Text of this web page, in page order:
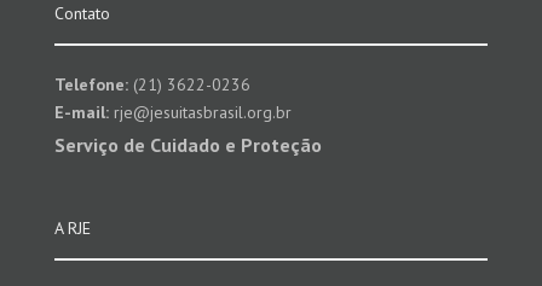
Contato
Telefone:(21) 3622-0236
E-mail:rje@jesuitasbrasil.org.br
Serviço de Cuidado e Proteção
A RJE